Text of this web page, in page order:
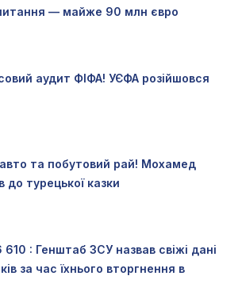
— майже 90 млн євро
аудит ФІФА! УЄФА розійшовся
авто та побутовий рай! Мохамед
турецької казки
: Генштаб ЗСУ назвав свіжі дані
за час їхнього вторгнення в